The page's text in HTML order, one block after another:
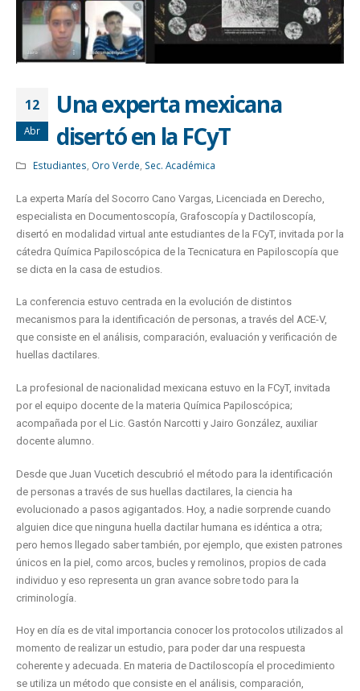
12
Abr
Una experta mexicana
disertó en la FCyT
Estudiantes Oro Verde Sec. Académica
La experta María del Socorro Cano Vargas, Licenciada en Derecho,
especialista en Documentoscopía, Grafoscopía y Dactiloscopía,
disertó en modalidad virtual ante estudiantes de la FCyT, invitada por la
cátedra Química Papiloscópica de la Tecnicatura en Papiloscopía que
se dicta en la casa de estudios.
La conferencia estuvo centrada en la evolución de distintos
mecanismos para la identificación de personas, a través del ACE-V,
que consiste en el análisis, comparación, evaluación y verificación de
huellas dactilares.
La profesional de nacionalidad mexicana estuvo en la FCyT, invitada
por el equipo docente de la materia Química Papiloscópica;
acompañada por el Lic. Gastón Narcotti y Jairo González, auxiliar
docente alumno.
Desde que Juan Vucetich descubrió el método para la identificación
de personas a través de sus huellas dactilares, la ciencia ha
evolucionado a pasos agigantados. Hoy, a nadie sorprende cuando
alguien dice que ninguna huella dactilar humana es idéntica a otra;
pero hemos llegado saber también, por ejemplo, que existen patrones
únicos en la piel, como arcos, bucles y remolinos, propios de cada
individuo y eso representa un gran avance sobre todo para la
criminología.
Hoy en día es de vital importancia conocer los protocolos utilizados al
momento de realizar un estudio, para poder dar una respuesta
coherente y adecuada. En materia de Dactiloscopía el procedimiento
se utiliza un método que consiste en el análisis, comparación,